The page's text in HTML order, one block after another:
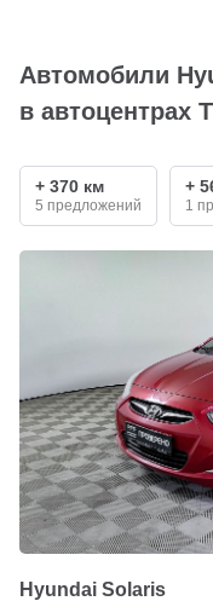
Автомобили
в автоцентрах
+ 370 км
5 предложений
+
1
Hyundai Solaris